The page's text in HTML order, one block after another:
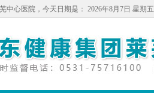
中心医院，今天日期是： 2026年8月7日 星期五